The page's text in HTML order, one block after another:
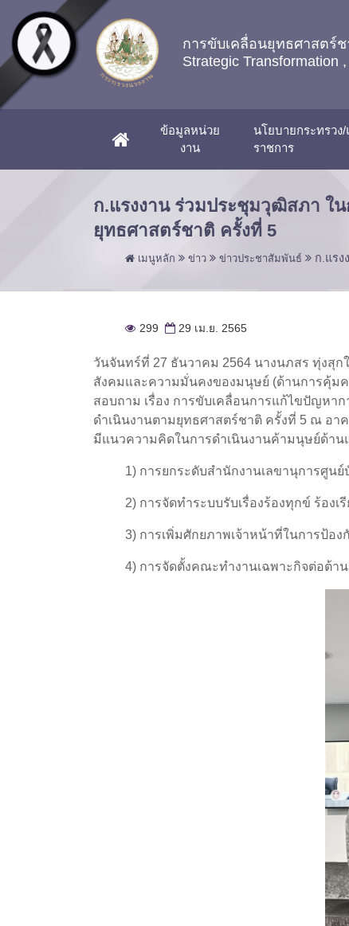
Skip to main content
การขับเคลื่อนยุทธศาสตร์
Strategic Transformation
(CURRENT)
ข้อมูลหน่วย
งาน
นโยบายกระทรว
ราชการ
ก.แรงงาน ร่วมประชุมวุฒิสภา ใ
ยุทธศาสตร์ชาติ ครั้งที่ 5
เมนูหลัก ข่าว ข่าวประชาสัมพันธ์ ก.แรง
299 29 เม.ย. 2565
วันจันทร์ที่ 27 ธันวาคม 2564 นางนภสร ทุ่งสุ
สังคมและความมั่นคงของมนุษย์ (ด้านการคุ้มค
สอบถาม เรื่อง การขับเคลื่อนการแก้ไขปัญหา
ดำเนินงานตามยุทธศาสตร์ชาติ ครั้งที่ 5 ณ อา
มีแนวความคิดในการดำเนินงานค้ามนุษย์ด้าน
1) การยกระดับสำนักงานเลขานุการศูนย์
2) การจัดทำระบบรับเรื่องร้องทุกข์ ร้องเรี
3) การเพิ่มศักยภาพเจ้าหน้าที่ในการป้อง
4) การจัดตั้งคณะทำงานเฉพาะกิจต่อต้าน